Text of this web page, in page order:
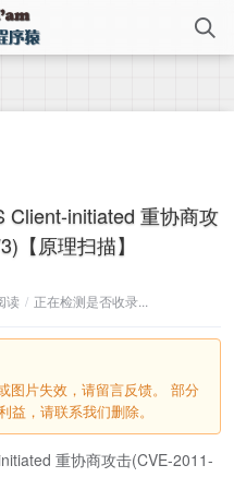
Client-initiated 重协商攻
【原理扫描】
读 / 正在检测是否收录...
图片失效，请留言反馈。 部分
，请联系我们删除。
重协商攻击(CVE-2011-